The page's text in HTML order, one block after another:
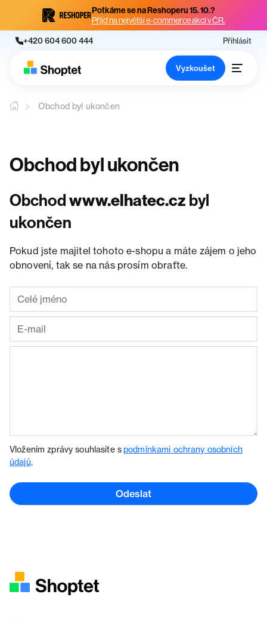
Potkáme se na Reshoperu 15. 10.?
Přijď na největší e-commerce akci v ČR.
+420 604 600 444 Přihlásit
Vyzkoušet
Obchod byl ukončen
Obchod byl ukončen
Obchodwww.elhatec.cz byl
ukončen
Pokud jste majitel tohoto e-shopu a máte zájem o jeho
obnovení, tak se na nás prosím obraťte.
Vložením zprávy souhlasíte spodmínkami ochrany osobních
údajů.
Odeslat